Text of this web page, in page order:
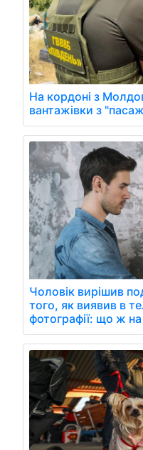
На кордоні з
вантажівки з
Чоловік вирішив
того, як виявив в
фотографії: що ж